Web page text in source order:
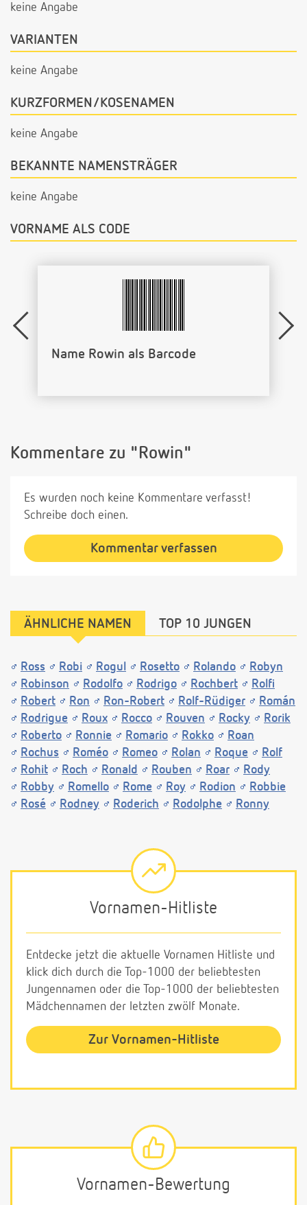
keine Angabe
VARIANTEN
keine Angabe
KURZFORMEN/KOSENAMEN
keine Angabe
BEKANNTE NAMENSTRÄGER
keine Angabe
VORNAME ALS CODE
Name Rowin als Barcode
Kommentare zu "Rowin"
Es wurden noch keine Kommentare verfasst!
Schreibe doch einen.
Kommentar verfassen
ÄHNLICHE NAMEN TOP 10 JUNGEN
Ross Robi Rogul Rosetto Rolando
Robyn
Robinson
Rodolfo Rodrigo Rochbert
Rolfi
Robert
Ron Ron-Robert Rolf-Rüdiger
Román
Rodrigue
Roux Rocco Rouven Rocky
Rorik
Roberto
Ronnie Romario Rokko
Roan
Rochus
Roméo Romeo Rolan Roque
Rolf
Rohit
Roch Ronald Rouben Roar
Rody
Robby
Romello Rome Roy Rodion
Robbie
Rosé
Rodney Roderich Rodolphe Ronny
Vornamen-Hitliste
Entdecke jetzt die aktuelle Vornamen Hitliste und
klick dich durch die Top-1000 der beliebtesten
Jungennamen oder die Top-1000 der beliebtesten
Mädchennamen der letzten zwölf Monate.
Zur Vornamen-Hitliste
Vornamen-Bewertung